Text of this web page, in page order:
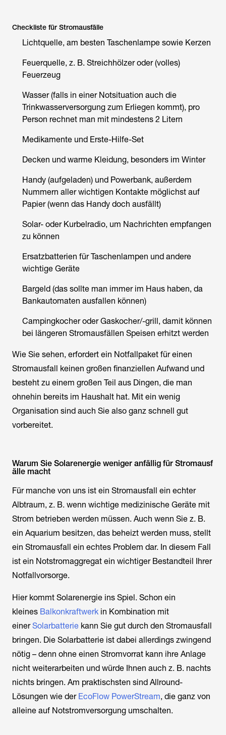
Checkliste für Stromausfälle
Lichtquelle, am besten Taschenlampe sowie Kerzen
Feuerquelle, z. B. Streichhölzer oder (volles)
Feuerzeug
Wasser (falls in einer Notsituation auch die
Trinkwasserversorgung zum Erliegen kommt), pro
Person rechnet man mit mindestens 2 Litern
Medikamente und Erste-Hilfe-Set
Decken und warme Kleidung, besonders im Winter
Handy (aufgeladen) und Powerbank, außerdem
Nummern aller wichtigen Kontakte möglichst auf
Papier (wenn das Handy doch ausfällt)
Solar- oder Kurbelradio, um Nachrichten empfangen
zu können
Ersatzbatterien für Taschenlampen und andere
wichtige Geräte
Bargeld (das sollte man immer im Haus haben, da
Bankautomaten ausfallen können)
Campingkocher oder Gaskocher/-grill, damit können
bei längeren Stromausfällen Speisen erhitzt werden
Wie Sie sehen, erfordert ein Notfallpaket für einen
Stromausfall keinen großen finanziellen Aufwand und
besteht zu einem großen Teil aus Dingen, die man
ohnehin bereits im Haushalt hat. Mit ein wenig
Organisation sind auch Sie also ganz schnell gut
vorbereitet.
Warum Sie Solarenergie weniger anfällig für Stromausf
älle macht
Für manche von uns ist ein Stromausfall ein echter
Albtraum, z. B. wenn wichtige medizinische Geräte mit
Strom betrieben werden müssen. Auch wenn Sie z. B.
ein Aquarium besitzen, das beheizt werden muss, stellt
ein Stromausfall ein echtes Problem dar. In diesem Fall
ist ein Notstromaggregat ein wichtiger Bestandteil Ihrer
Notfallvorsorge.
Hier kommt Solarenergie ins Spiel. Schon ein
kleines Balkonkraftwerk in Kombination mit
einerSolarbatterie kann Sie gut durch den Stromausfall
bringen. Die Solarbatterie ist dabei allerdings zwingend
nötig – denn ohne einen Stromvorrat kann ihre Anlage
nicht weiterarbeiten und würde Ihnen auch z. B. nachts
nichts bringen. Am praktischsten sind Allround-
Lösungen wie der EcoFlow PowerStream, die ganz von
alleine auf Notstromversorgung umschalten.